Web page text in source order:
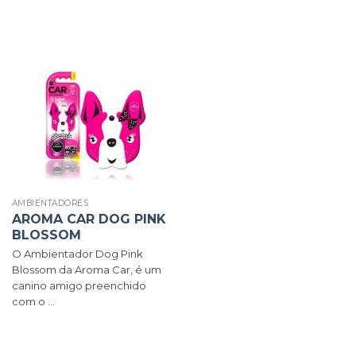
AMBIENTADORES
AROMA CAR DOG PINK
BLOSSOM
O Ambientador Dog Pink
Blossom da Aroma Car, é um
canino amigo preenchido
com o ...